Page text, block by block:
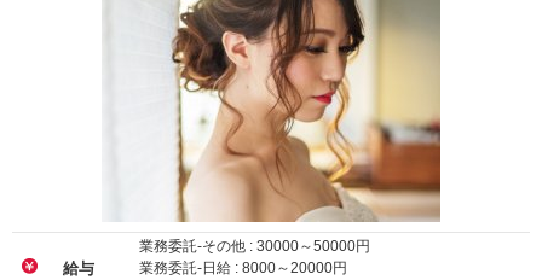
給与
業務委託-その他 : 30000～50000円
業務委託-日給 : 8000～20000円